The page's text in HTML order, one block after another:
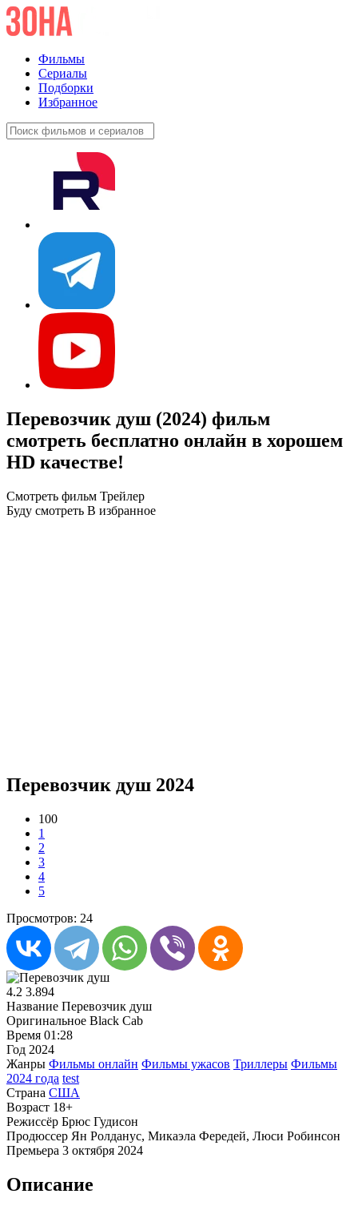
Фильмы
Сериалы
Подборки
Избранное
Перевозчик душ (2024) фильм
смотреть бесплатно онлайн в хорошем
HD качестве!
Смотреть фильм Трейлер
Буду смотреть В избранное
Перевозчик душ 2024
100
1
2
3
4
5
Просмотров: 24
4.2 3.894
Название Перевозчик душ
Оригинальное Black Cab
Время 01:28
Год 2024
Жанры Фильмы онлайн Фильмы ужасов Триллеры Фильмы
2024 года test
Страна США
Возраст 18+
Режиссёр Брюс Гудисон
Продюссер Ян Ролданус, Микаэла Фередей, Люси Робинсон
Премьера 3 октября 2024
Описание